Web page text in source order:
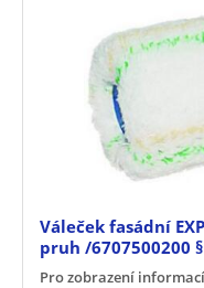
Váleček fasádní
pruh /6707500200 §
Pro zobrazení